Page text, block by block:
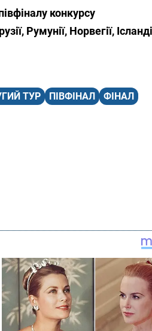
конкурсу
Румунії, Норвегії,
ТУР ПІВФІНАЛ ФІНАЛ